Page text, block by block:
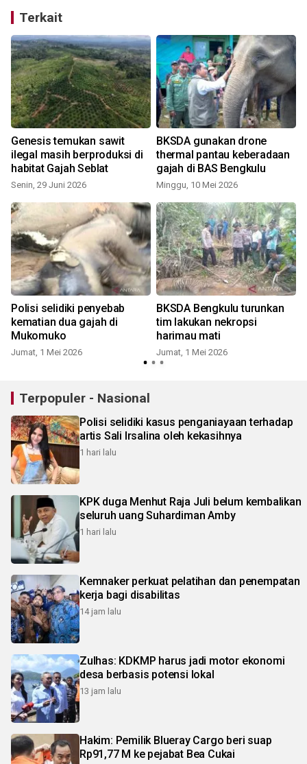
Terkait
Genesis temukan sawit
ilegal masih berproduksi di
habitat Gajah Seblat
Senin, 29 Juni 2026
BKSDA gunakan drone
thermal pantau keberadaan
gajah di BAS Bengkulu
Minggu, 10 Mei 2026
Polisi selidiki penyebab
kematian dua gajah di
Mukomuko
Jumat, 1 Mei 2026
BKSDA Bengkulu turunkan
tim lakukan nekropsi
harimau mati
Jumat, 1 Mei 2026
Terpopuler - Nasional
Polisi selidiki kasus penganiayaan terhadap
artis Sali Irsalina oleh kekasihnya
1 hari lalu
KPK duga Menhut Raja Juli belum kembalikan
seluruh uang Suhardiman Amby
1 hari lalu
Kemnaker perkuat pelatihan dan penempatan
kerja bagi disabilitas
14 jam lalu
Zulhas: KDKMP harus jadi motor ekonomi
desa berbasis potensi lokal
13 jam lalu
Hakim: Pemilik Blueray Cargo beri suap
Rp91,77 M ke pejabat Bea Cukai